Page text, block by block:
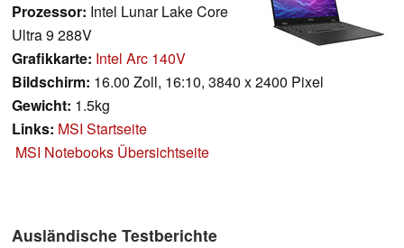
Prozessor: Intel Lunar Lake Core
Ultra 9 288V
Grafikkarte: Intel Arc 140V
Bildschirm: 16.00 Zoll, 16:10, 3840 x 2400 Pixel
Gewicht: 1.5kg
Links: MSI Startseite
MSI Notebooks Übersichtseite
Ausländische Testberichte